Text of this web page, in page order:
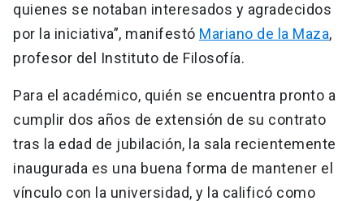
quienes se notaban interesados y agradecidos
por la iniciativa”, manifestó Mariano de la Maza,
profesor del Instituto de Filosofía.
Para el académico, quién se encuentra pronto a
cumplir dos años de extensión de su contrato
tras la edad de jubilación, la sala recientemente
inaugurada es una buena forma de mantener el
vínculo con la universidad, y la calificó como